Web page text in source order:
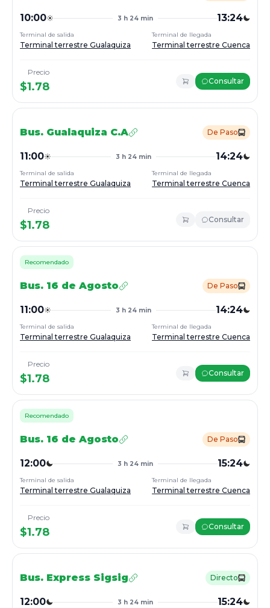
10:00 3 h 24 min 13:24
Terminal de salida
Terminal terrestre Gualaquiza
Terminal de llegada
Terminal terrestre Cuenca
Precio
$1.78 Consultar
Bus. Gualaquiza C.A De Paso
11:00 3 h 24 min 14:24
Terminal de salida
Terminal terrestre Gualaquiza
Terminal de llegada
Terminal terrestre Cuenca
Precio
$1.78 Consultar
Recomendado
Bus. 16 de Agosto De Paso
11:00 3 h 24 min 14:24
Terminal de salida
Terminal terrestre Gualaquiza
Terminal de llegada
Terminal terrestre Cuenca
Precio
$1.78 Consultar
Recomendado
Bus. 16 de Agosto De Paso
12:00 3 h 24 min 15:24
Terminal de salida
Terminal terrestre Gualaquiza
Terminal de llegada
Terminal terrestre Cuenca
Precio
$1.78 Consultar
Bus. Express Sigsig Directo
12:00 3 h 24 min 15:24